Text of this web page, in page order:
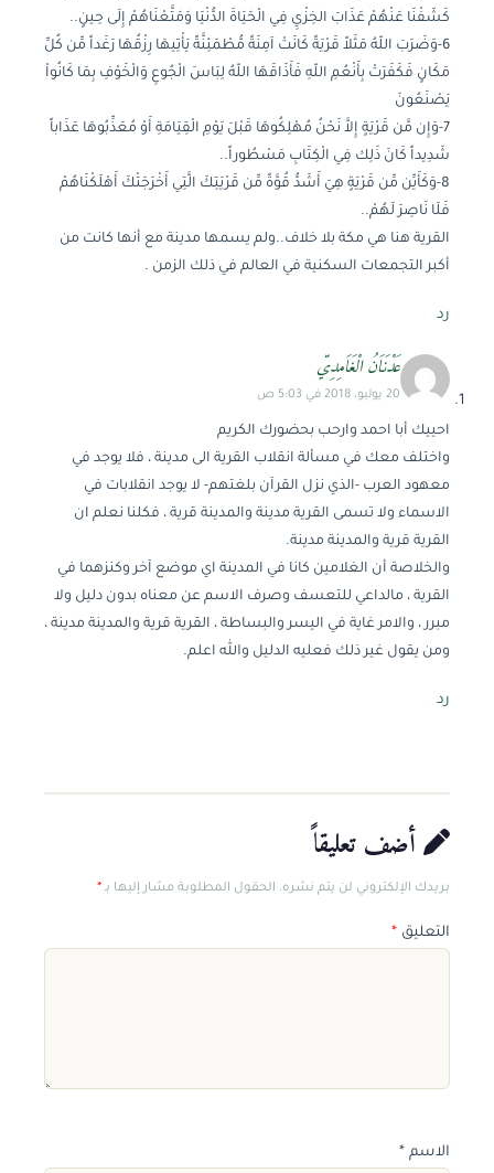
كَشَفْنَا عَنْهُمْ عَذَابَ الخِزْيِ فِي الْحَيَاةَ الدُّنْيَا وَمَتَّعْنَاهُمْ إِلَى حِينٍ..
6-وَضَرَبَ اللّهُ مَثَلاً قَرْيَةً كَانَتْ آمِنَةً مُّطْمَئِنَّةً يَأْتِيهَا رِزْقُهَا رَغَداً مِّن كُلِّ
مَكَانٍ فَكَفَرَتْ بِأَنْعُمِ اللّهِ فَأَذَاقَهَا اللّهُ لِبَاسَ الْجُوعِ وَالْخَوْفِ بِمَا كَانُواْ
يَصْنَعُونَ
7-وَإِن مَّن قَرْيَةٍ إِلاَّ نَحْنُ مُهْلِكُوهَا قَبْلَ يَوْمِ الْقِيَامَةِ أَوْ مُعَذِّبُوهَا عَذَاباً
شَدِيداً كَانَ ذَلِك فِي الْكِتَابِ مَسْطُوراً..
8-وَكَأَيِّن مِّن قَرْيَةٍ هِيَ أَشَدُّ قُوَّةً مِّن قَرْيَتِكَ الَّتِي أَخْرَجَتْكَ أَهْلَكْنَاهُمْ
فَلَا نَاصِرَ لَهُمْ..
القرية هنا هي مكة بلا خلاف..ولم يسمها مدينة مع أنها كانت من
أكبر التجمعات السكنية في العالم في ذلك الزمن .
رد
عَدْنَاَنُ الْغَاَمِدِيّ
20 يوليو، 2018 في 5:03 ص
احييك أبا احمد وارحب بحضورك الكريم
واختلف معك في مسألة انقلاب القرية الى مدينة ، فلا يوجد في
معهود العرب -الذي نزل القرآن بلغتهم- لا يوجد انقلابات في
الاسماء ولا تسمى القرية مدينة والمدينة قرية ، فكلنا نعلم ان
القرية قرية والمدينة مدينة.
والخلاصة أن الغلامين كانا في المدينة اي موضع آخر وكنزهما في
القرية ، مالداعي للتعسف وصرف الاسم عن معناه بدون دليل ولا
مبرر ، والامر غاية في اليسر والبساطة ، القرية قرية والمدينة مدينة ،
ومن يقول غير ذلك فعليه الدليل والله اعلم.
رد
أضف تعليقاً
بريدك الإلكتروني لن يتم نشره. الحقول المطلوبة مشار إليها بـ *
التعليق *
الاسم *